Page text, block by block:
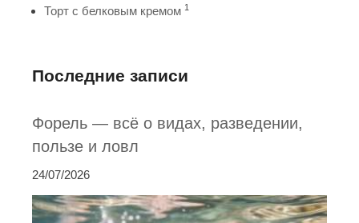
Торт с белковым кремом 1
Последние записи
Форель — всё о видах, разведении,
пользе и ловл
24/07/2026